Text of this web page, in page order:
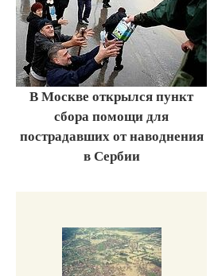
В Москве открылся пункт
сбора помощи для
пострадавших от наводнения
в Сербии